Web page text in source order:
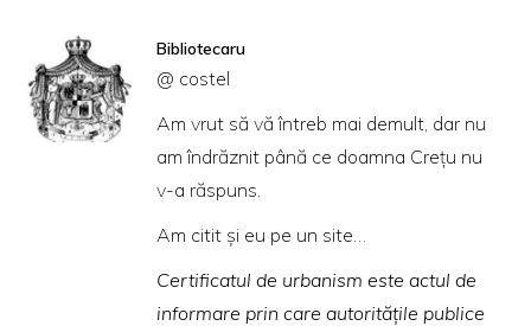
Bibliotecaru
@ costel
Am vrut să vă întreb mai demult, dar nu
am îndrăznit până ce doamna Creţu nu
v-a răspuns.
Am citit şi eu pe un site…
Certificatul de urbanism este actul de
informare prin care autorităţile publice